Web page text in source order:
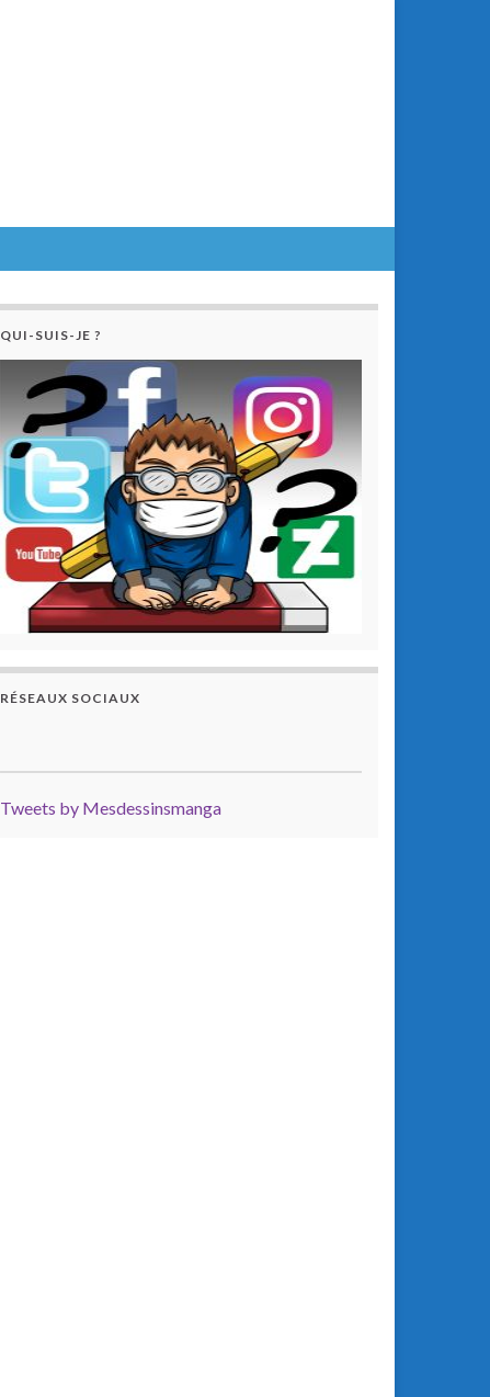
QUI-SUIS-JE ?
RÉSEAUX SOCIAUX
Tweets by Mesdessinsmanga